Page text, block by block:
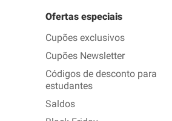
Ofertas especiais
Cupões exclusivos
Cupões Newsletter
Códigos de desconto para
estudantes
Saldos